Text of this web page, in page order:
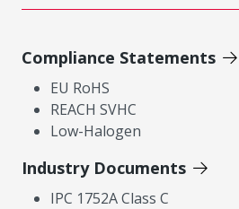
Compliance Statements
EU RoHS
REACH SVHC
Low-Halogen
Industry Documents
IPC 1752A Class C